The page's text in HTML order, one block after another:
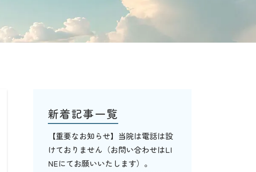
新着記事一覧
【重要なお知らせ】当院は電話は設
けておりません（お問い合わせはLI
NEにてお願いいたします）。